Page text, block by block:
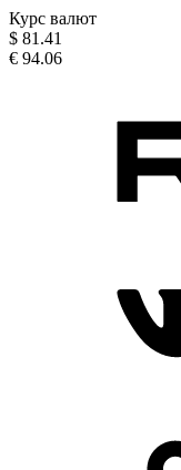
Курс валют
$ 81.41
€ 94.06